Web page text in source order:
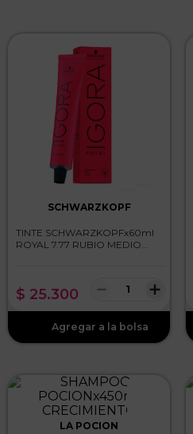
SCHWARZKOPF
TINTE SCHWARZKOPFx60ml
ROYAL 7.77 RUBIO MEDIO
$ 25.300 ＋
－
LA POCION